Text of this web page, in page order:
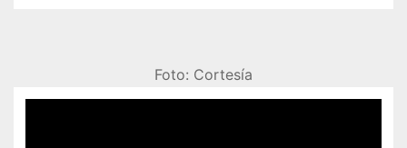
Foto: Cortesía